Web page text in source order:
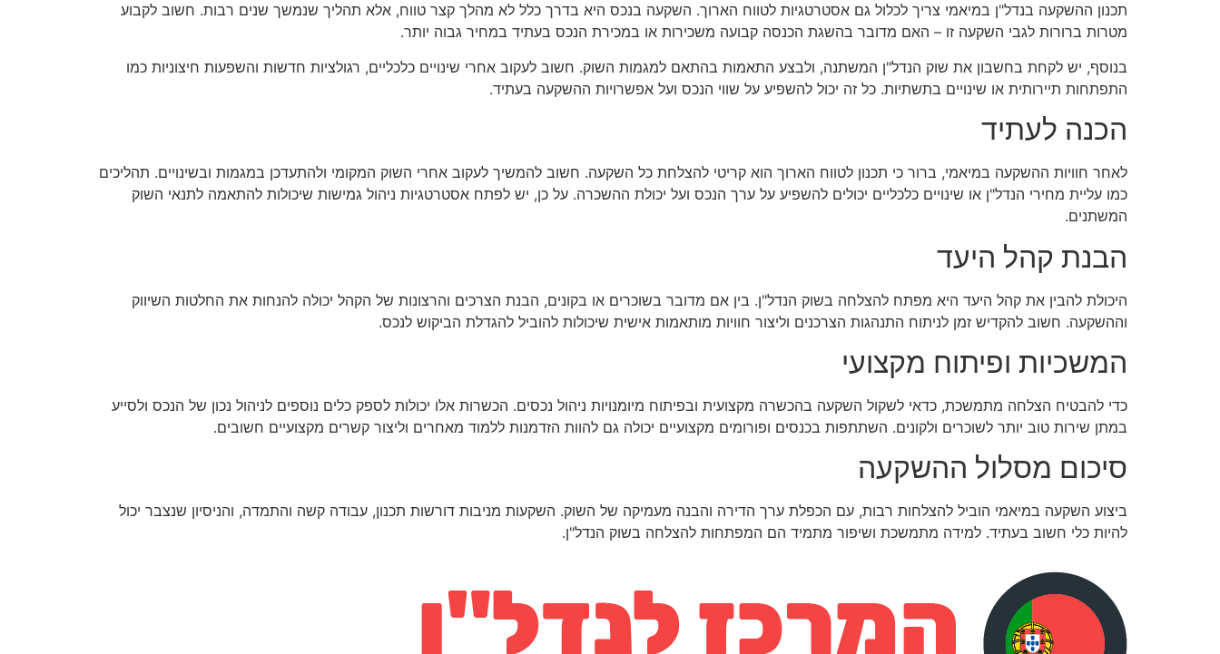
תכנון ההשקעה בנדל"ן במיאמי צריך לכלול גם אסטרטגיות לטווח הארוך. השקעה בנכס היא בדרך כלל לא מהלך קצר טווח, אלא תהליך שנמשך שנים רבות. חשוב לקבוע
מטרות ברורות לגבי השקעה זו – האם מדובר בהשגת הכנסה קבועה משכירות או במכירת הנכס בעתיד במחיר גבוה יותר.
בנוסף, יש לקחת בחשבון את שוק הנדל"ן המשתנה, ולבצע התאמות בהתאם למגמות השוק. חשוב לעקוב אחרי שינויים כלכליים, רגולציות חדשות והשפעות חיצוניות כמו
התפתחות תיירותית או שינויים בתשתיות. כל זה יכול להשפיע על שווי הנכס ועל אפשרויות ההשקעה בעתיד.
הכנה לעתיד
לאחר חוויות ההשקעה במיאמי, ברור כי תכנון לטווח הארוך הוא קריטי להצלחת כל השקעה. חשוב להמשיך לעקוב אחרי השוק המקומי ולהתעדכן במגמות ובשינויים. תהליכים
כמו עליית מחירי הנדל"ן או שינויים כלכליים יכולים להשפיע על ערך הנכס ועל יכולת ההשכרה. על כן, יש לפתח אסטרטגיות ניהול גמישות שיכולות להתאמה לתנאי השוק
המשתנים.
הבנת קהל היעד
היכולת להבין את קהל היעד היא מפתח להצלחה בשוק הנדל"ן. בין אם מדובר בשוכרים או בקונים, הבנת הצרכים והרצונות של הקהל יכולה להנחות את החלטות השיווק
וההשקעה. חשוב להקדיש זמן לניתוח התנהגות הצרכנים וליצור חוויות מותאמות אישית שיכולות להוביל להגדלת הביקוש לנכס.
המשכיות ופיתוח מקצועי
כדי להבטיח הצלחה מתמשכת, כדאי לשקול השקעה בהכשרה מקצועית ובפיתוח מיומנויות ניהול נכסים. הכשרות אלו יכולות לספק כלים נוספים לניהול נכון של הנכס ולסייע
במתן שירות טוב יותר לשוכרים ולקונים. השתתפות בכנסים ופורומים מקצועיים יכולה גם להוות הזדמנות ללמוד מאחרים וליצור קשרים מקצועיים חשובים.
סיכום מסלול ההשקעה
ביצוע השקעה במיאמי הוביל להצלחות רבות, עם הכפלת ערך הדירה והבנה מעמיקה של השוק. השקעות מניבות דורשות תכנון, עבודה קשה והתמדה, והניסיון שנצבר יכול
להיות כלי חשוב בעתיד. למידה מתמשכת ושיפור מתמיד הם המפתחות להצלחה בשוק הנדל"ן.